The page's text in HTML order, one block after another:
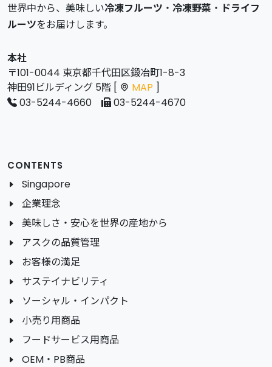
世界中から、美味しい冷凍フルーツ ・ 冷凍野菜 ・ ドライフ
ルーツをお届けします。
本社
〒101-0044 東京都千代田区鍛冶町1-8-3
神田91ビルディング 5階 [
MAP ]
03-5244-4660
03-5244-4670
CONTENTS
Singapore
企業理念
美味しさ・安心を世界の産地から
アスクの品質管理
お客様の満足
サステイナビリティ
ソーシャル・インパクト
小売り用商品
フードサービス用商品
OEM・PB商品